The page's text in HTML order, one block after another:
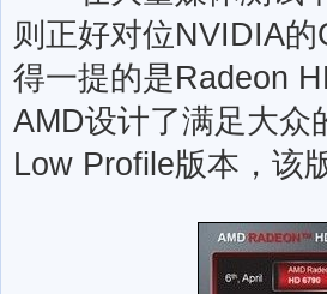
则正好对位NVIDIA
得一提的是Radeon
AMD设计了满足大众
Low Profile版本，该